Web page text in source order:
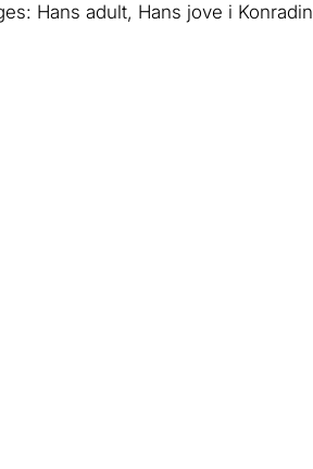
Hans adult, Hans jove i Konradin